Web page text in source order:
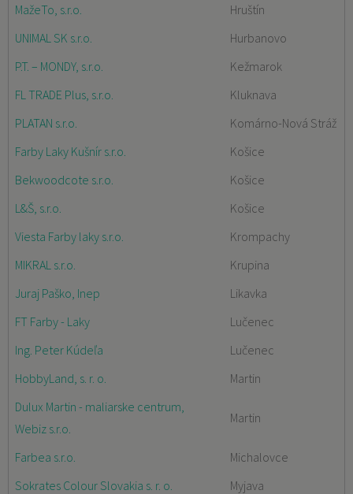
MažeTo, s.r.o.
Hruštín
UNIMAL SK s.r.o.
Hurbanovo
P.T. – MONDY, s.r.o.
Kežmarok
FL TRADE Plus, s.r.o.
Kluknava
PLATAN s.r.o.
Komárno-Nová Stráž
Farby Laky Kušnír s.r.o.
Košice
Bekwoodcote s.r.o.
Košice
L&Š, s.r.o.
Košice
Viesta Farby laky s.r.o.
Krompachy
MIKRAL s.r.o.
Krupina
Juraj Paško, Inep
Likavka
FT Farby - Laky
Lučenec
Ing. Peter Kúdeľa
Lučenec
HobbyLand, s. r. o.
Martin
Dulux Martin - maliarske centrum,
Webiz s.r.o.
Martin
Farbea s.r.o.
Michalovce
Sokrates Colour Slovakia s. r. o.
Myjava